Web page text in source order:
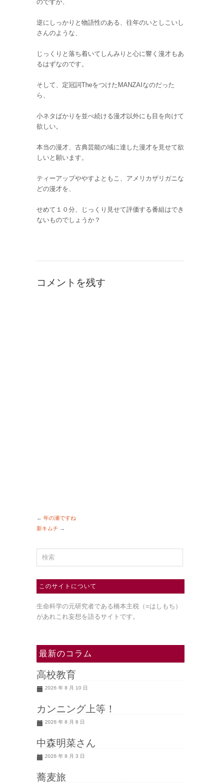
のですが、
逆にしっかりと物語性のある、往年のいとしこいし
さんのような、
じっくりと落ち着いてしんみりと心に響く漫才もあ
るはずなのです。
そして、定冠詞TheをつけたMANZAIなのだった
ら、
小ネタばかりを並べ続ける漫才以外にも目を向けて
欲しい。
本当の漫才、古典芸能の域に達した漫才を見せて欲
しいと願います。
ティーアップややすよともこ、アメリカザリガニな
どの漫才を、
せめて１０分、じっくり見せて評価する番組はでき
ないものでしょうか？
コメントを残す
← 年の瀬ですね
新キムチ →
このサイトについて
生命科学の元研究者である橋本主税（=はしもち）
があれこれ妄想を語るサイトです。
最新のコラム
高校教育
2026 年 8 月 10 日
カンニング上等！
2026 年 8 月 8 日
中森明菜さん
2026 年 8 月 3 日
蕎麦旅